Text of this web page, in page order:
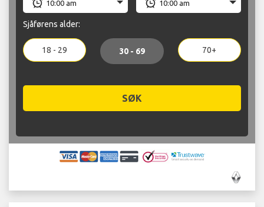
Sjåførens alder:
18 - 29 30 - 69 70+
SØK